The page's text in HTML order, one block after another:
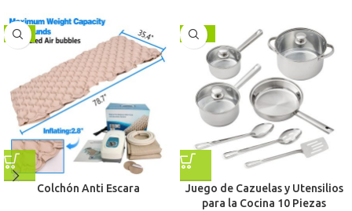
-9%
Colchón Anti Escara
-13%
Juego de Cazuelas y Utensilios
para la Cocina 10 Piezas